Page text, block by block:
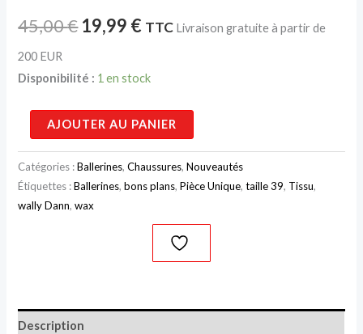
45,00€ 19,99 € TTC Livraison gratuite à partir de
200 EUR
Disponibilité : 1 en stock
AJOUTER AU PANIER
Catégories :Ballerines,Chaussures,Nouveautés
Étiquettes :Ballerines,bons plans,Pièce Unique,taille 39, Tissu,
wally Dann,wax
Description